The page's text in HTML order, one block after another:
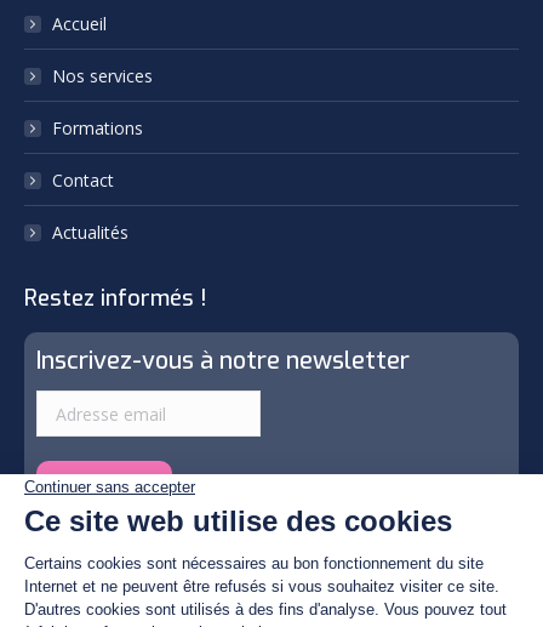
in
new
window
new
window
Accueil
Nos services
Formations
Contact
Actualités
Restez informés !
Inscrivez-vous à notre newsletter
© By Poush | Photos by © Christian Fulster, Tous droits
réservés